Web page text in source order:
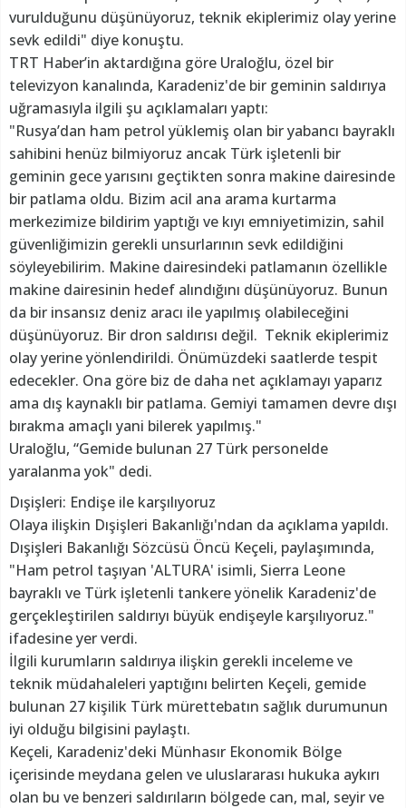
vurulduğunu düşünüyoruz, teknik ekiplerimiz olay yerine
sevk edildi" diye konuştu.
TRT Haber’in aktardığına göre Uraloğlu, özel bir
televizyon kanalında, Karadeniz'de bir geminin saldırıya
uğramasıyla ilgili şu açıklamaları yaptı:
"Rusya’dan ham petrol yüklemiş olan bir yabancı bayraklı
sahibini henüz bilmiyoruz ancak Türk işletenli bir
geminin gece yarısını geçtikten sonra makine dairesinde
bir patlama oldu. Bizim acil ana arama kurtarma
merkezimize bildirim yaptığı ve kıyı emniyetimizin, sahil
güvenliğimizin gerekli unsurlarının sevk edildiğini
söyleyebilirim. Makine dairesindeki patlamanın özellikle
makine dairesinin hedef alındığını düşünüyoruz. Bunun
da bir insansız deniz aracı ile yapılmış olabileceğini
düşünüyoruz. Bir dron saldırısı değil. Teknik ekiplerimiz
olay yerine yönlendirildi. Önümüzdeki saatlerde tespit
edecekler. Ona göre biz de daha net açıklamayı yaparız
ama dış kaynaklı bir patlama. Gemiyi tamamen devre dışı
bırakma amaçlı yani bilerek yapılmış."
Uraloğlu, “Gemide bulunan 27 Türk personelde
yaralanma yok" dedi.
Dışişleri: Endişe ile karşılıyoruz
Olaya ilişkin Dışişleri Bakanlığı'ndan da açıklama yapıldı.
Dışişleri Bakanlığı Sözcüsü Öncü Keçeli, paylaşımında,
"Ham petrol taşıyan 'ALTURA' isimli, Sierra Leone
bayraklı ve Türk işletenli tankere yönelik Karadeniz'de
gerçekleştirilen saldırıyı büyük endişeyle karşılıyoruz."
ifadesine yer verdi.
İlgili kurumların saldırıya ilişkin gerekli inceleme ve
teknik müdahaleleri yaptığını belirten Keçeli, gemide
bulunan 27 kişilik Türk mürettebatın sağlık durumunun
iyi olduğu bilgisini paylaştı.
Keçeli, Karadeniz'deki Münhasır Ekonomik Bölge
içerisinde meydana gelen ve uluslararası hukuka aykırı
olan bu ve benzeri saldırıların bölgede can, mal, seyir ve